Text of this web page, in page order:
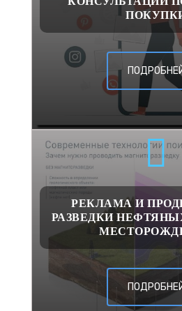
РЕКЛАМА И
РАЗВЕДКИ